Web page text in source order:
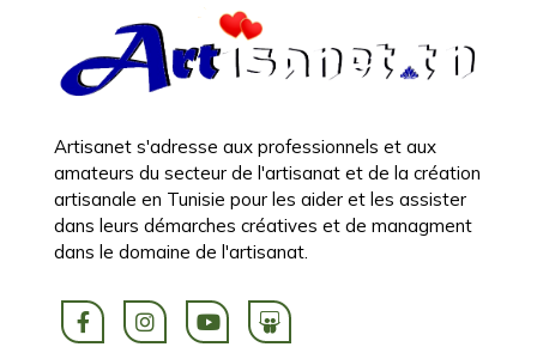
Artisanet s'adresse aux professionnels et aux
amateurs du secteur de l'artisanat et de la création
artisanale en Tunisie pour les aider et les assister
dans leurs démarches créatives et de managment
dans le domaine de l'artisanat.